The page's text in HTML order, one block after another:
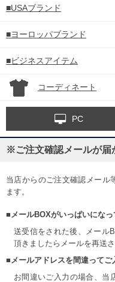
■USAブランド
■ヨーロッパブランド
■ビジネスアイテム
コーディネート
PC
※ご注文確認メールが届
当店からのご注文確認メール
ます。
■メールBOXがいっぱいになっ
送受信をされた後、メール
頂きましたらメールを再送さ
■メールアドレスを間違ってご
お間違いご入力の場合、当